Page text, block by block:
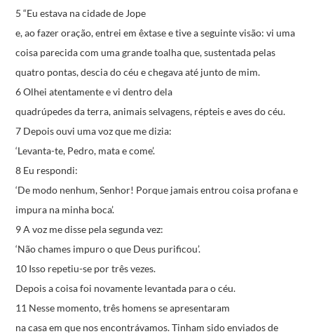
5 “Eu estava na cidade de Jope
e, ao fazer oração, entrei em êxtasee tive a seguinte visão: vi uma
coisa parecida com uma grande toalhaque, sustentada pelas
quatro pontas,descia do céu e chegava até junto de mim.
6 Olhei atentamente e vi dentro dela
quadrúpedes da terra, animais selvagens, répteis e aves do céu.
7 Depois ouvi uma voz que me dizia:
‘Levanta-te, Pedro, mata e come’.
8 Eu respondi:
‘De modo nenhum, Senhor! Porque jamais entrou coisa profana e
impura na minha boca’.
9 A voz me disse pela segunda vez:
‘Não chames impuro o que Deus purificou’.
10 Isso repetiu-se por três vezes.
Depois a coisa foi novamente levantada para o céu.
11 Nesse momento, três homens se apresentaram
na casa em que nos encontrávamos.Tinham sido enviados de